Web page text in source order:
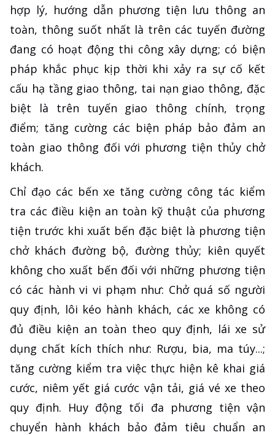
hợp lý, hướng dẫn phương tiện lưu thông an
toàn, thông suốt nhất là trên các tuyến đường
đang có hoạt động thi công xây dựng; có biện
pháp khắc phục kịp thời khi xảy ra sự cố kết
cấu hạ tầng giao thông, tai nạn giao thông, đặc
biệt là trên tuyến giao thông chính, trọng
điểm; tăng cường các biện pháp bảo đảm an
toàn giao thông đối với phương tiện thủy chở
khách.
Chỉ đạo các bến xe tăng cường công tác kiểm
tra các điều kiện an toàn kỹ thuật của phương
tiện trước khi xuất bến đặc biệt là phương tiện
chở khách đường bộ, đường thủy; kiên quyết
không cho xuất bến đối với những phương tiện
có các hành vi vi phạm như: Chở quá số người
quy định, lôi kéo hành khách, các xe không có
đủ điều kiện an toàn theo quy định, lái xe sử
dụng chất kích thích như: Rượu, bia, ma túy...;
tăng cường kiểm tra việc thực hiện kê khai giá
cước, niêm yết giá cước vận tải, giá vé xe theo
quy định. Huy động tối đa phương tiện vận
chuyển hành khách bảo đảm tiêu chuẩn an